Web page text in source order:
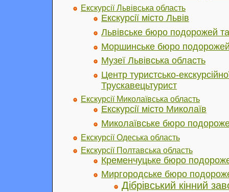
Екскурсії Львівська область
Екскурсії місто Львів
Львівське бюро подорожей та
Моршинське бюро подорожей
Музеї Львівська область
Центр туристсько-
Трускавецьтурист
Екскурсії Миколаївська область
Екскурсії місто Миколаїв
Миколаївське бюро
Екскурсії Одеська область
Екскурсії Полтавська область
Кременчуцьке бюро
Миргородське бюро
Дібрівський кінний